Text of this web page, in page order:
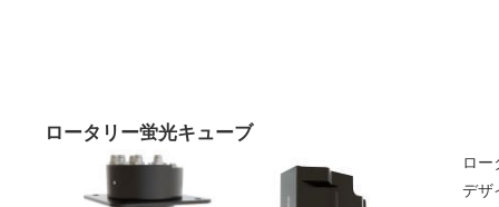
ロータリー蛍光キューブ
ロー
デザ